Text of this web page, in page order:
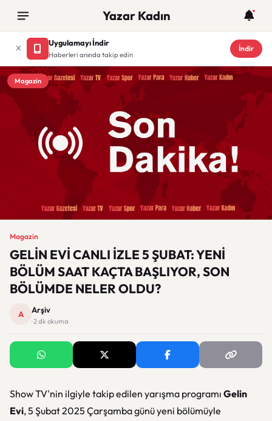
Yazar Kadın
Uygulamayı İndir
Haberleri anında takip edin
İndir
Magazin
Magazin
GELİN EVİ CANLI İZLE 5 ŞUBAT: YENİ
BÖLÜM SAAT KAÇTA BAŞLIYOR, SON
BÖLÜMDE NELER OLDU?
A Arşiv
· 2 dk okuma
Show TV'nin ilgiyle takip edilen yarışma programı Gelin
Evi, 5 Şubat 2025 Çarşamba günü yeni bölümüyle